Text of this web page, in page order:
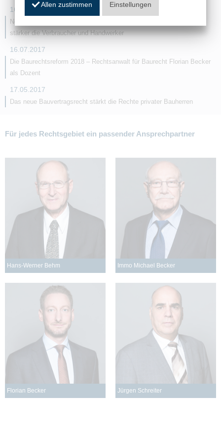
16.07.2017
Neues Bauvertragsrecht tritt zum 01.01.2018 in Kraft und schützt
stärker die Verbraucher und Handwerker
16.07.2017
Die Baurechtsreform 2018 – Rechtsanwalt für Baurecht Florian Becker
als Dozent
17.05.2017
Das neue Bauvertragsrecht stärkt die Rechte privater Bauherren
Für jedes Rechtsgebiet ein passender Ansprechpartner
Hans-Werner Behm Immo Michael Becker
Florian Becker Jürgen Schreiter
Allen zustimmen Einstellungen